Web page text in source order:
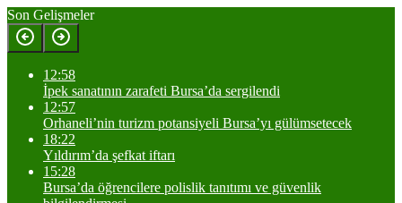
Son Gelişmeler
12:58
İpek sanatının zarafeti Bursa’da sergilendi
12:57
Orhaneli’nin turizm potansiyeli Bursa’yı gülümsetecek
18:22
Yıldırım’da şefkat iftarı
15:28
Bursa’da öğrencilere polislik tanıtımı ve güvenlik